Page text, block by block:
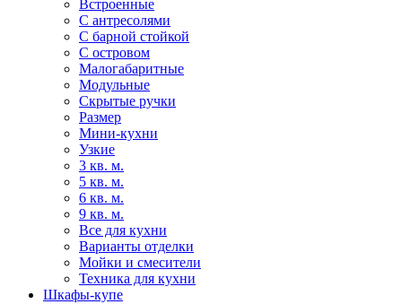
Встроенные
С антресолями
С барной стойкой
С островом
Малогабаритные
Модульные
Скрытые ручки
Размер
Мини-кухни
Узкие
3 кв. м.
5 кв. м.
6 кв. м.
9 кв. м.
Все для кухни
Варианты отделки
Мойки и смесители
Техника для кухни
Шкафы-купе